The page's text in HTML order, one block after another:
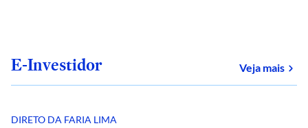
E-Investidor Veja mais
DIRETO DA FARIA LIMA